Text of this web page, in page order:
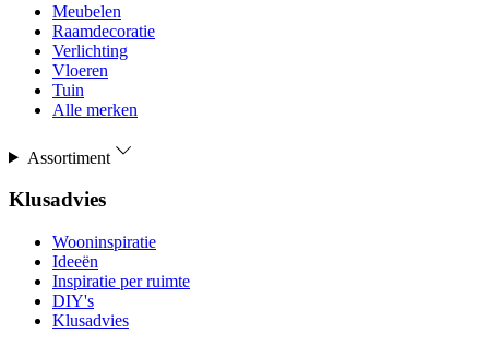
Meubelen
Raamdecoratie
Verlichting
Vloeren
Tuin
Alle merken
Assortiment
Klusadvies
Wooninspiratie
Ideeën
Inspiratie per ruimte
DIY's
Klusadvies